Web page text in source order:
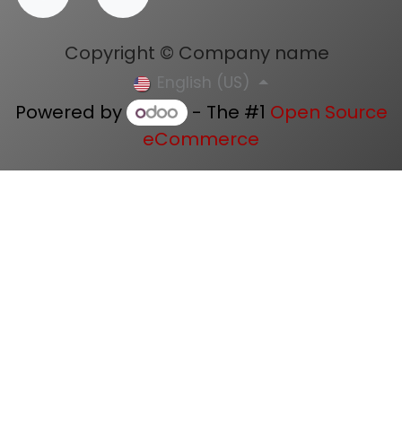
Copyright © Company name
English (US)
Powered by - The #1 Open Source
eCommerce